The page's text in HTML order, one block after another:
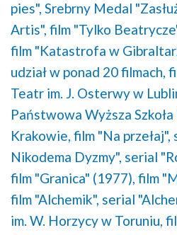
pies", Srebrny Medal
Artis", film "Tylko
film "Katastrofa w
udział w ponad 20 filmach,
Teatr im. J. Osterwy w
Państwowa Wyższa
Krakowie, film "Na przełaj",
Nikodema Dyzmy", serial
film "Granica" (1977), film
film "Alchemik", serial
im. W. Horzycy w Toruniu,